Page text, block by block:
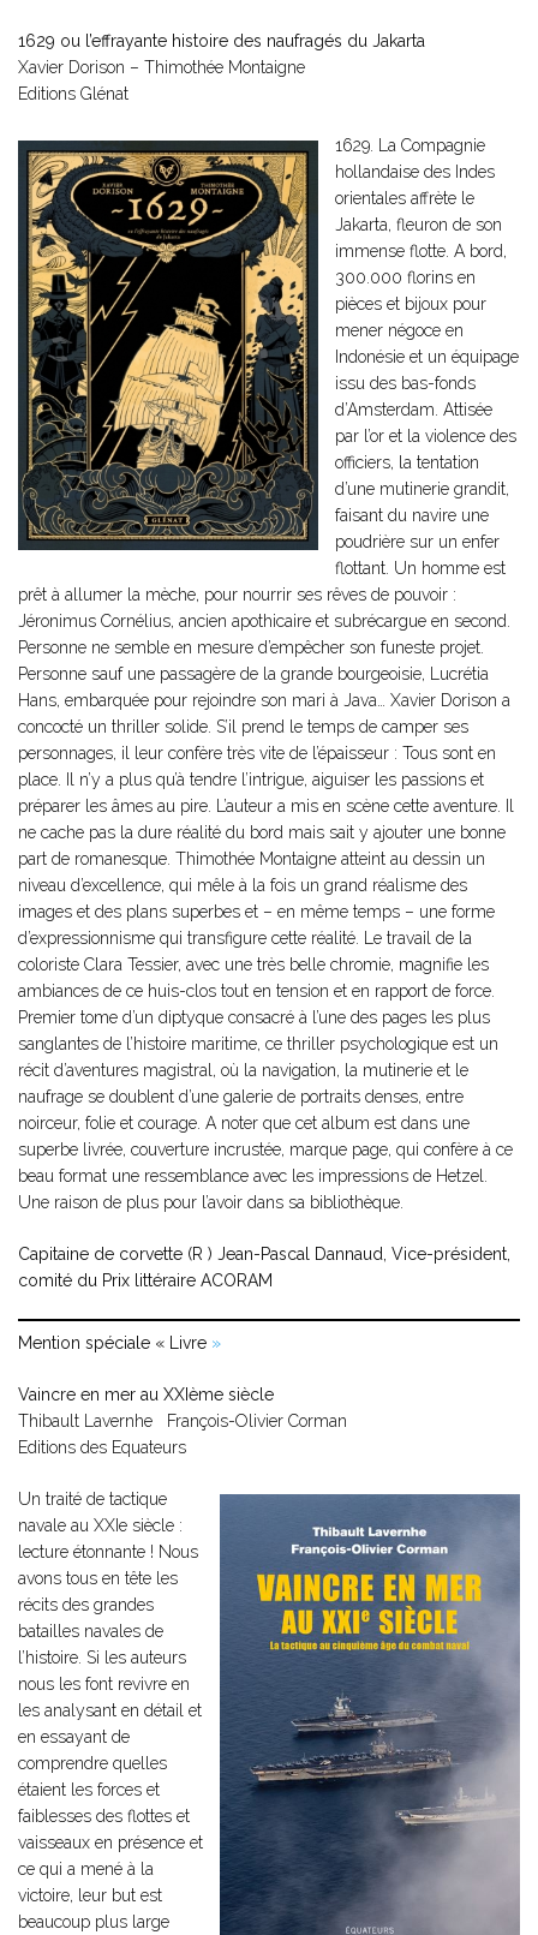
1629 ou l’effrayante histoire des naufragés du Jakarta
Xavier Dorison – Thimothée Montaigne
Editions Glénat
1629. La Compagnie
hollandaise des Indes
orientales affrète le
Jakarta, fleuron de son
immense flotte. A bord,
300.000 florins en
pièces et bijoux pour
mener négoce en
Indonésie et un équipage
issu des bas-fonds
d’Amsterdam. Attisée
par l’or et la violence des
officiers, la tentation
d’une mutinerie grandit,
faisant du navire une
poudrière sur un enfer
flottant. Un homme est
prêt à allumer la mèche, pour nourrir ses rêves de pouvoir :
Jéronimus Cornélius, ancien apothicaire et subrécargue en second.
Personne ne semble en mesure d’empêcher son funeste projet.
Personne sauf une passagère de la grande bourgeoisie, Lucrétia
Hans, embarquée pour rejoindre son mari à Java… Xavier Dorison a
concocté un thriller solide. S’il prend le temps de camper ses
personnages, il leur confère très vite de l’épaisseur : Tous sont en
place. Il n’y a plus qu’à tendre l’intrigue, aiguiser les passions et
préparer les âmes au pire. L’auteur a mis en scène cette aventure. Il
ne cache pas la dure réalité du bord mais sait y ajouter une bonne
part de romanesque. Thimothée Montaigne atteint au dessin un
niveau d’excellence, qui mêle à la fois un grand réalisme des
images et des plans superbes et – en même temps – une forme
d’expressionnisme qui transfigure cette réalité. Le travail de la
coloriste Clara Tessier, avec une très belle chromie, magnifie les
ambiances de ce huis-clos tout en tension et en rapport de force.
Premier tome d’un diptyque consacré à l’une des pages les plus
sanglantes de l’histoire maritime, ce thriller psychologique est un
récit d’aventures magistral, où la navigation, la mutinerie et le
naufrage se doublent d’une galerie de portraits denses, entre
noirceur, folie et courage. A noter que cet album est dans une
superbe livrée, couverture incrustée, marque page, qui confère à ce
beau format une ressemblance avec les impressions de Hetzel.
Une raison de plus pour l’avoir dans sa bibliothèque.
Capitaine de corvette (R ) Jean-Pascal Dannaud, Vice-président,
comité du Prix littéraire ACORAM
Mention spéciale « Livre »
Vaincre en mer au XXIème siècle
Thibault Lavernhe François-Olivier Corman
Editions des Equateurs
Un traité de tactique
navale au XXIe siècle :
lecture étonnante ! Nous
avons tous en tête les
récits des grandes
batailles navales de
l’histoire. Si les auteurs
nous les font revivre en
les analysant en détail et
en essayant de
comprendre quelles
étaient les forces et
faiblesses des flottes et
vaisseaux en présence et
ce qui a mené à la
victoire, leur but est
beaucoup plus large